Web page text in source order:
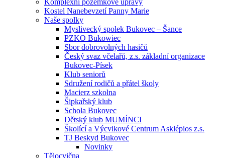
Komplexní pozemkové úpravy
Kostel Nanebevzetí Panny Marie
Naše spolky
Myslivecký spolek Bukovec – Šance
PZKO Bukowiec
Sbor dobrovolných hasičů
Český svaz včelařů, z.s. základní organizace
Bukovec-Písek
Klub seniorů
Sdružení rodičů a přátel školy
Macierz szkolna
Šipkařský klub
Schola Bukovec
Dětský klub MUMÍNCI
Školící a Výcvikové Centrum Asklépios z.s.
TJ Beskyd Bukovec
Novinky
Tělocvična